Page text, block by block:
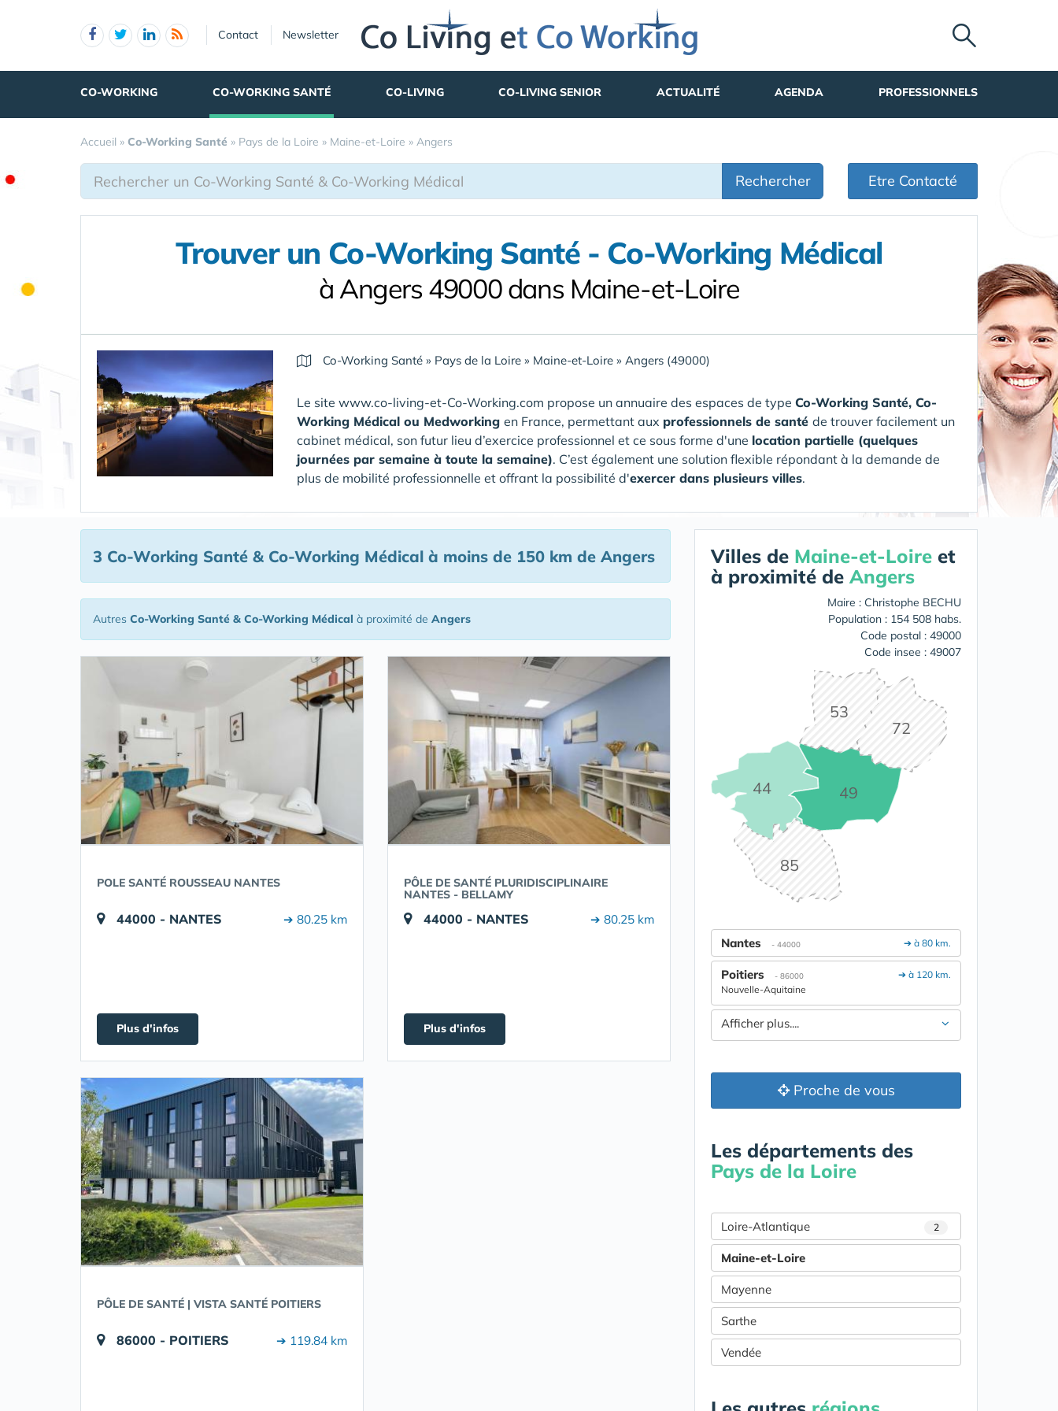
Contact Newsletter
CO-WORKING CO-WORKING SANTÉ CO-LIVING CO-LIVING SENIOR ACTUALITÉ AGENDA PROFESSIONNELS
Accueil » Co-Working Santé » Pays de la Loire » Maine-et-Loire » Angers
Rechercher Etre Contacté
Trouver un Co-Working Santé - Co-Working Médical
à Angers 49000 dans Maine-et-Loire
Co-Working Santé » Pays de la Loire » Maine-et-Loire » Angers (49000)
Le site www.co-living-et-Co-Working.com propose un annuaire des espaces de type Co-Working Santé, Co-
Working Médical ou Medworking en France, permettant aux professionnels de santé de trouver facilement un
cabinet médical, son futur lieu d’exercice professionnel et ce sous forme d'une location partielle (quelques
journées par semaine à toute la semaine). C’est également une solution flexible répondant à la demande de
plus de mobilité professionnelle et offrant la possibilité d'exercer dans plusieurs villes.
3 Co-Working Santé & Co-Working Médical à moins de 150 km de Angers
Autres Co-Working Santé & Co-Working Médical à proximité de Angers
POLE SANTÉ ROUSSEAU NANTES
44000 - NANTES ➔ 80.25 km
Plus d'infos
PÔLE DE SANTÉ PLURIDISCIPLINAIRE
NANTES - BELLAMY
44000 - NANTES ➔ 80.25 km
Plus d'infos
PÔLE DE SANTÉ | VISTA SANTÉ POITIERS
86000 - POITIERS ➔ 119.84 km
Villes de Maine-et-Loire et
à proximité de Angers
Maire : Christophe BECHU
Population : 154 508 habs.
Code postal : 49000
Code insee : 49007
44 49
53
72
85
➔ à 80 km.
Nantes - 44000
➔ à 120 km.
Poitiers - 86000
Nouvelle-Aquitaine
Afficher plus....
Proche de vous
Les départements des
Pays de la Loire
Loire-Atlantique 2
Maine-et-Loire
Mayenne
Sarthe
Vendée